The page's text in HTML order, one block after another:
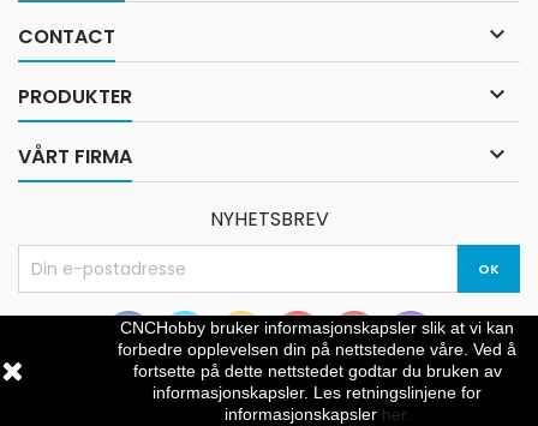
CONTACT 
PRODUKTER 
VÅRT FIRMA 
CNCHobby bruker informasjonskapsler slik at vi kan
forbedre opplevelsen din på nettstedene våre. Ved å
fortsette på dette nettstedet godtar du bruken av
informasjonskapsler. Les retningslinjene for
informasjonskapsler her.
NYHETSBREV
© Copyright 2026 CNCHOBBY. All Rights Reserved.